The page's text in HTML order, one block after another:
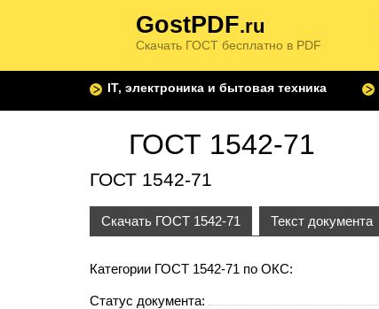
GostPDF.ru
Скачать ГОСТ бесплатно в PDF
IT, электроника и бытовая техника
ГОСТ 1542-71
ГОСТ 1542-71
Скачать ГОСТ 1542-71 Текст документа
Категории ГОСТ 1542-71 по ОКС:
Статус документа: